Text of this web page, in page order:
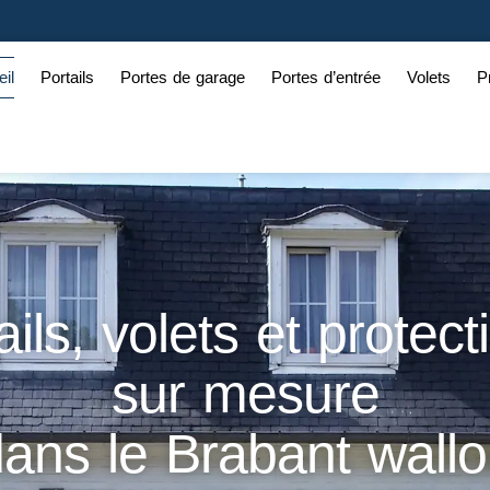
Portails Portes de garage Portes d’entrée Volets
volets et
sur mesure
le Brabant